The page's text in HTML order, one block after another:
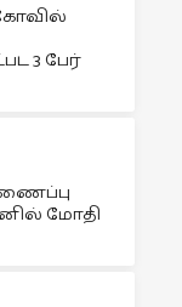
3 பேர்
மோதி